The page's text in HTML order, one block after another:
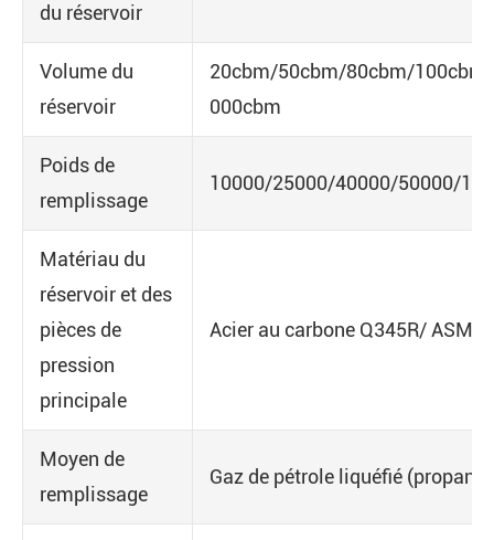
du réservoir
Volume du
réservoir
20cbm/50cbm/80cbm/
000cbm
Poids de
remplissage
10000/25000/40000/50000/
Matériau du
réservoir et des
pièces de
pression
principale
Acier au carbone Q345R/ ASME
Moyen de
remplissage
Gaz de pétrole liquéfié (propane)